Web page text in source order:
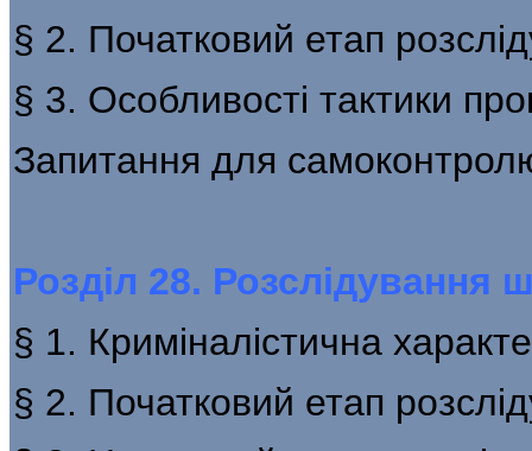
§ 2. Початковий етап
§ 3. Особливості тактики
Запитання для
Розділ 28. Розслідування
§ 1. Криміналістична
§ 2. Початковий етап